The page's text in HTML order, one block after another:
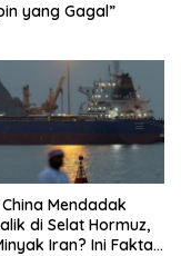
yang Gagal”
Mendadak
di Selat Hormuz,
Iran? Ini Fakta